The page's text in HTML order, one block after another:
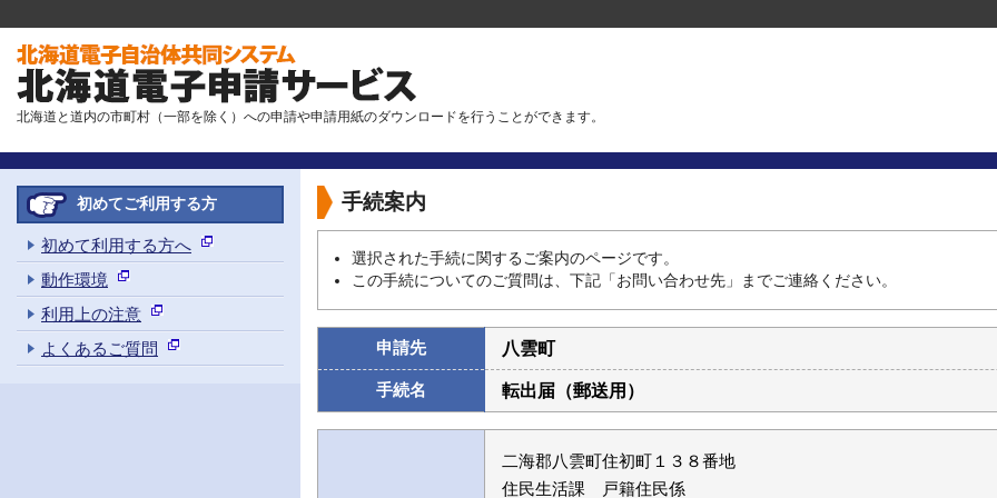
北海道と道内の市町村（一部を除く）への申請や申請用紙のダウンロードを行うことができます。
初めてご利用する方
初めて利用する方へ
動作環境
利用上の注意
よくあるご質問
手続案内
選択された手続に関するご案内のページです。
この手続についてのご質問は、下記「お問い合わせ先」までご連絡ください。
申請先 八雲町
手続名 転出届（郵送用）
二海郡八雲町住初町１３８番地
住民生活課 戸籍住民係